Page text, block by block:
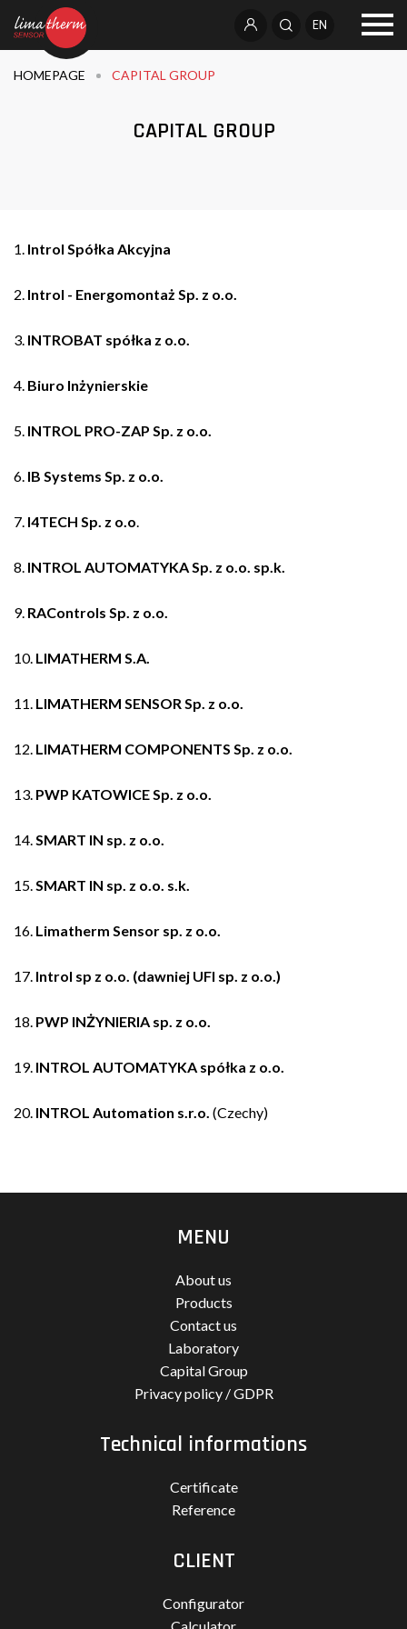
EN
HOMEPAGE CAPITAL GROUP
CAPITAL GROUP
1. Introl Spółka Akcyjna
2. Introl - Energomontaż Sp. z o.o.
3. INTROBAT spółka z o.o.
4. Biuro Inżynierskie
5. INTROL PRO-ZAP Sp. z o.o.
6. IB Systems Sp. z o.o.
7. I4TECH Sp. z o.o.
8. INTROL AUTOMATYKA Sp. z o.o. sp.k.
9. RAControls Sp. z o.o.
10. LIMATHERM S.A.
11. LIMATHERM SENSOR Sp. z o.o.
12. LIMATHERM COMPONENTS Sp. z o.o.
13. PWP KATOWICE Sp. z o.o.
14.SMART IN sp. z o.o.
15.SMART IN sp. z o.o. s.k.
16. Limatherm Sensor sp. z o.o.
17. Introl sp z o.o. (dawniej UFI sp. z o.o.)
18. PWP INŻYNIERIA sp. z o.o.
19. INTROL AUTOMATYKA spółka z o.o.
20. INTROL Automation s.r.o. (Czechy)
MENU
About us
Products
Contact us
Laboratory
Capital Group
Privacy policy / GDPR
Technical informations
Certificate
Reference
CLIENT
Configurator